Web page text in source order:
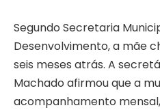
Segundo Secretaria
Desenvolvimento, a mãe
seis meses atrás. A
Machado afirmou que a
acompanhamento